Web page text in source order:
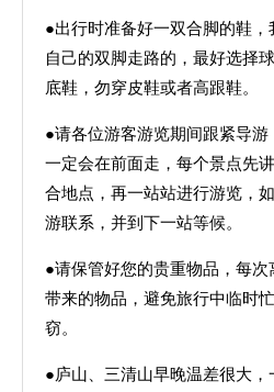
●出行时准备好一双合脚的鞋
自己的双脚走路的，最好选择
底鞋，勿穿皮鞋或者高跟鞋。
●请各位游客游览期间跟紧导
一定会在前面走，每个景点先
合地点，再一站站进行游览，
游联系，并到下一站等候。
●请保管好您的贵重物品，每
带来的物品，避免旅行中临时
窃。
●庐山、三清山早晚温差很大，